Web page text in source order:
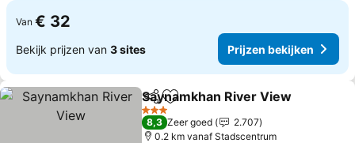
Van € 32
Bekijk prijzen van 3 sites Prijzen bekijken
DelenToevoegen aan favorieten
Saynamkhan River View
3 Sterren
8,3 Zeer goed
2.707
0.2 km vanaf Stadscentrum